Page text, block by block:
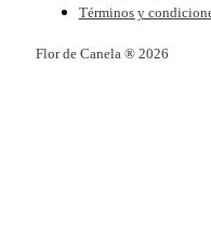
Términos y
Flor de Canela ® 2026